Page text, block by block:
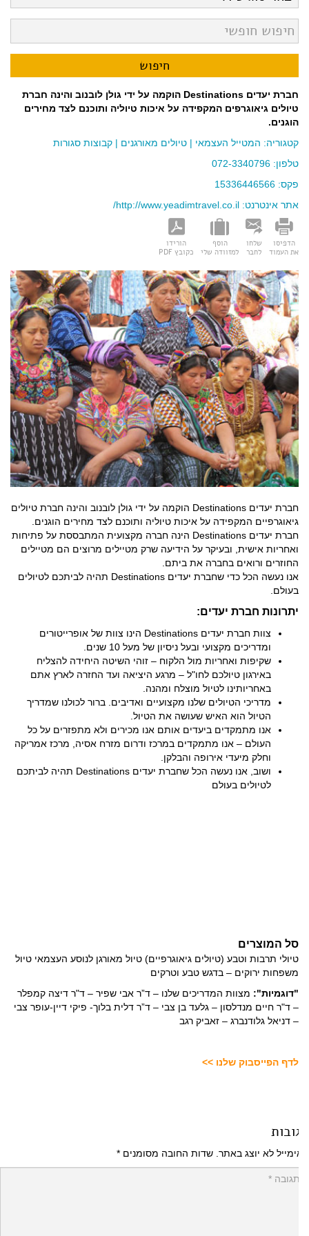
חברת יעדים Destinations הוקמה על ידי גולן לובנוב והינה חברת
טיולים גיאוגרפים המקפידה על איכות טיוליה ותוכנם לצד מחירים
הוגנים.
קטגוריה:המטייל העצמאי|טיולים מאורגנים|קבוצות סגורות
טלפון: 072-3340796
פקס: 15336446566
אתר אינטרנט:http://www.yeadimtravel.co.il/
הדפיסו
את העמוד
שלחו
לחבר
הוסף
למזוודה שלי
הורידו
כקובץ PDF
חברת יעדים Destinations הוקמה על ידי גולן לובנוב והינה חברת טיולים
גיאוגרפיים המקפידה על איכות טיוליה ותוכנם לצד מחירים הוגנים.
חברת יעדים Destinations הינה חברה מקצועית המתבססת על פתיחות
ואחריות אישית, ובעיקר על הידיעה שרק מטיילים מרוצים הם מטיילים
החוזרים ורואים בחברה את ביתם.
אנו נעשה הכל כדי שחברת יעדים Destinations תהיה לביתכם לטיולים
בעולם.
יתרונות חברת יעדים:
צוות חברת יעדים Destinations הינו צוות של אופרייטורים
ומדריכים מקצועי ובעל ניסיון של מעל 10 שנים.
שקיפות ואחריות מול הלקוח – זוהי השיטה היחידה להצליח
באירגון טיולכם לחו"ל – מרגע היציאה ועד החזרה לארץ אתם
באחריותינו לטיול מוצלח ומהנה.
מדריכי הטיולים שלנו מקצועיים ואדיבים. ברור לכולנו שמדריך
הטיול הוא האיש שעושה את הטיול.
אנו מתמקדים ביעדים אותם אנו מכירים ולא מתפזרים על כל
העולם – אנו מתמקדים במרכז ודרום מזרח אסיה, מרכז אמריקה
וחלק מיעדי אירופה והבלקן.
ושוב, אנו נעשה הכל שחברת יעדים Destinations תהיה לביתכם
לטיולים בעולם
סל המוצרים
טיולי תרבות וטבע (טיולים גיאוגרפיים) טיול מאורגן לנוסע העצמאי טיול
משפחות ירוקים – בדגש טבע וטרקים
"דוגמיות":מצוות המדריכים שלנו – ד”ר אבי שפיר – ד"ר דיצה קמפלר
– ד"ר חיים מנדלסון – גלעד בן צבי – ד”ר דלית בלוך- פיקי דיין-עופר צבי
– דניאל גלודנברג – זאביק רגב
לדף הפייסבוק שלנו >>
לא יוצג באתר. שדות החובה מסומנים*